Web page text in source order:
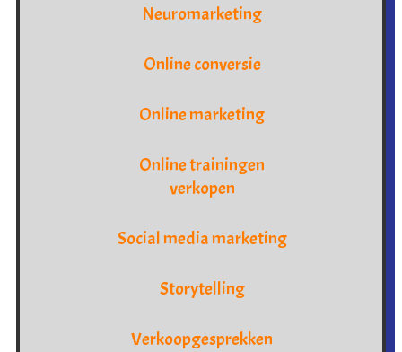
Neuromarketing
Online conversie
Online marketing
Online trainingen
verkopen
Social media marketing
Storytelling
Verkoopgesprekken